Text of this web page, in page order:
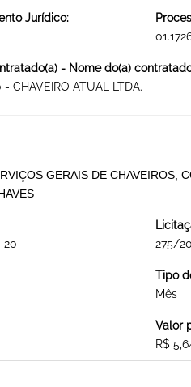
Jurídico:
- Nome do(a)
CHAVEIRO ATUAL LTDA.
GERAIS DE CHAVEIROS,
20
275/
Tipo
Mês
Valor
R$